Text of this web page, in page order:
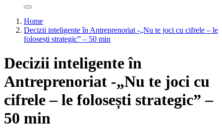
Home
Decizii inteligente în Antreprenoriat -„Nu te joci cu cifrele – le
folosești strategic” – 50 min
Decizii inteligente în
Antreprenoriat -„Nu te joci cu
cifrele – le folosești strategic” –
50 min